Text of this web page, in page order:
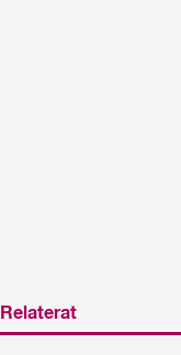
Relaterat